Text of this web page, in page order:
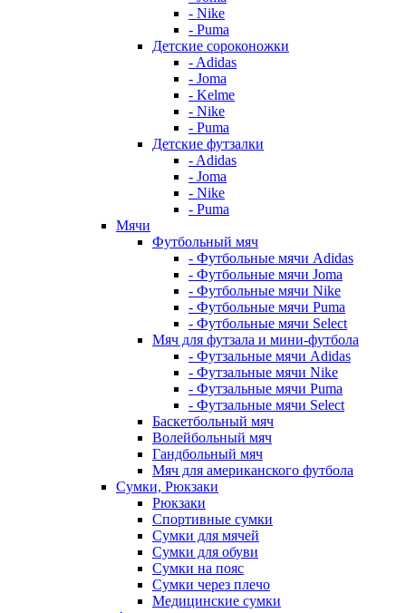
- Nike
- Puma
Детские сороконожки
- Adidas
- Joma
- Kelme
- Nike
- Puma
Детские футзалки
- Adidas
- Joma
- Nike
- Puma
Мячи
Футбольный мяч
- Футбольные мячи Adidas
- Футбольные мячи Joma
- Футбольные мячи Nike
- Футбольные мячи Puma
- Футбольные мячи Select
Мяч для футзала и мини-футбола
- Футзальные мячи Adidas
- Футзальные мячи Nike
- Футзальные мячи Puma
- Футзальные мячи Select
Баскетбольный мяч
Волейбольный мяч
Гандбольный мяч
Мяч для американского футбола
Сумки, Рюкзаки
Рюкзаки
Спортивные сумки
Сумки для мячей
Сумки для обуви
Сумки на пояс
Сумки через плечо
Медицинские сумки